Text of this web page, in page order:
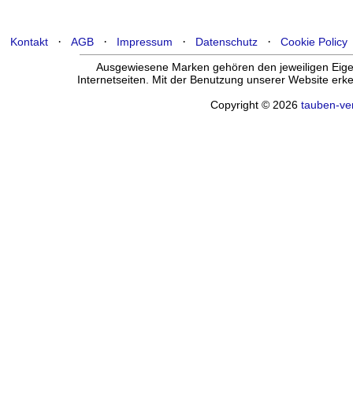
Kontakt· AGB· Impressum · Datenschutz· Cookie Policy
Ausgewiesene Marken gehören den jeweiligen
Internetseiten. Mit der Benutzung unserer Website
Copyright © 2026 tauben-